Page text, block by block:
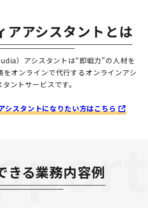
アアシスタントとは
）アシスタントは“即戦力”の人材を
をオンラインで代行するオンラインアシ
タントサービスです。
シスタントになりたい方はこちら
きる業務内容例